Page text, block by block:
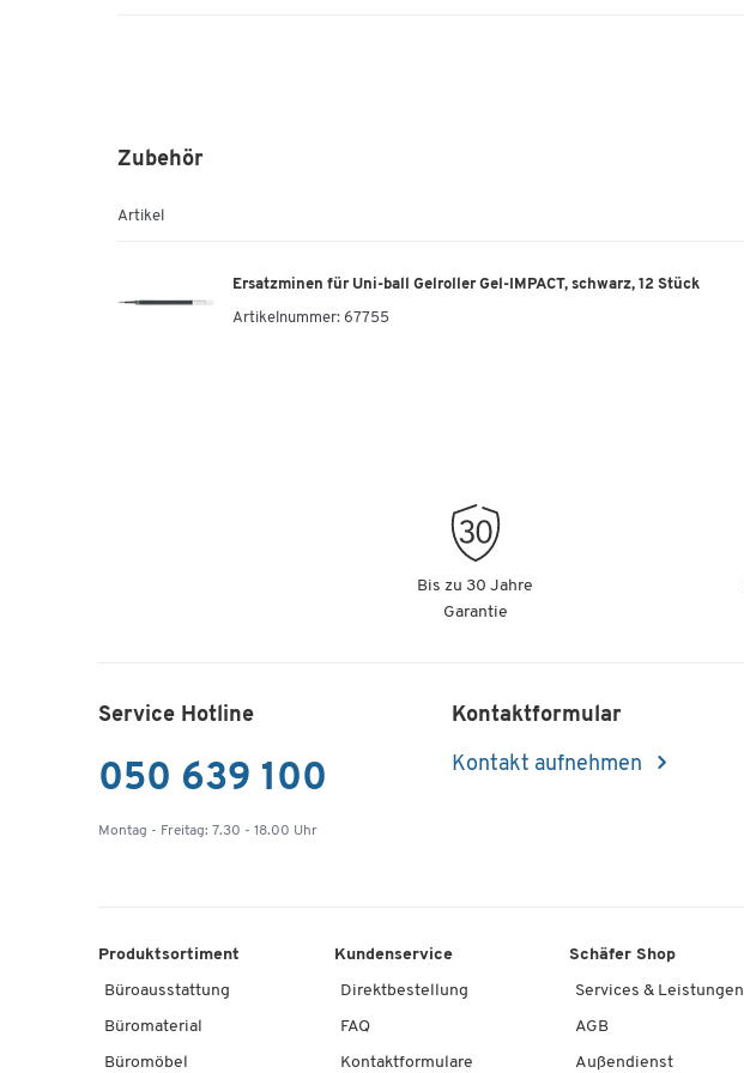
Zubehör
Artikel
Ersatzminen für Uni-ball Gelroller Gel-IMPACT, schwarz, 12 Stück
Artikelnummer: 67755
Bis zu 30 Jahre
Garantie
Service Hotline
050 639 100
Montag - Freitag: 7.30 - 18.00 Uhr
Kontaktformular
Kontakt aufnehmen
Produktsortiment
Büroausstattung
Büromaterial
Büromöbel
Kundenservice
Direktbestellung
FAQ
Kontaktformulare
Schäfer Shop
Services & Leistungen
AGB
Außendienst